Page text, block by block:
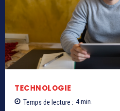
TECHNOLOGIE
Temps de lecture : 4min.